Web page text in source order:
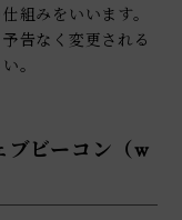
組みをいいます。
告なく変更される
。
ブビーコン（w